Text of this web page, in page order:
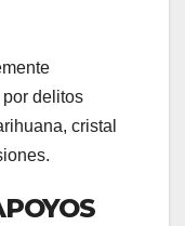
delitos
cristal